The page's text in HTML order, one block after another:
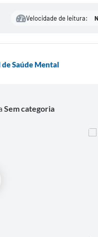
Velocidade de leitura:
Saúde Mental
Sem categoria